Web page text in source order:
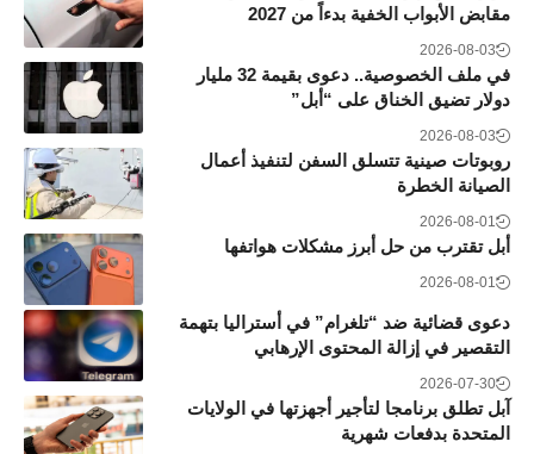
مقابض الأبواب الخفية بدءاً من 2027
2026-08-03
في ملف الخصوصية.. دعوى بقيمة 32 مليار
دولار تضيق الخناق على “أبل”
2026-08-03
روبوتات صينية تتسلق السفن لتنفيذ أعمال
الصيانة الخطرة
2026-08-01
أبل تقترب من حل أبرز مشكلات هواتفها
2026-08-01
دعوى قضائية ضد “تلغرام” في أستراليا بتهمة
التقصير في إزالة المحتوى الإرهابي
2026-07-30
آبل تطلق برنامجا لتأجير أجهزتها في الولايات
المتحدة بدفعات شهرية